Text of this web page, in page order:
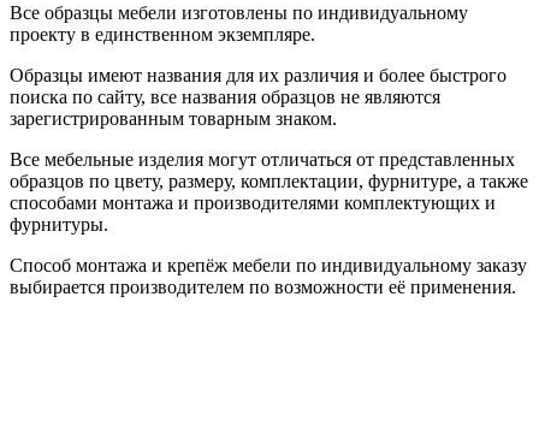
Все образцы мебели изготовлены по индивидуальному
проекту в единственном экземпляре.
Образцы имеют названия для их различия и более быстрого
поиска по сайту, все названия образцов не являются
зарегистрированным товарным знаком.
Все мебельные изделия могут отличаться от представленных
образцов по цвету, размеру, комплектации, фурнитуре, а также
способами монтажа и производителями комплектующих и
фурнитуры.
Способ монтажа и крепёж мебели по индивидуальному заказу
выбирается производителем по возможности её применения.